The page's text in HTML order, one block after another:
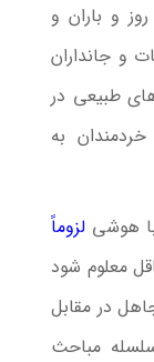
و باران و
و جانداران
طبیعی در
به
هوشی لزوماً
معلوم شود
در مقابل
مباحث